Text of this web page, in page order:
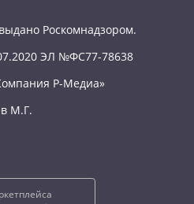
Роскомнадзором.
ЭЛ №ФС77-78638
Р-Медиа»
М.Г.